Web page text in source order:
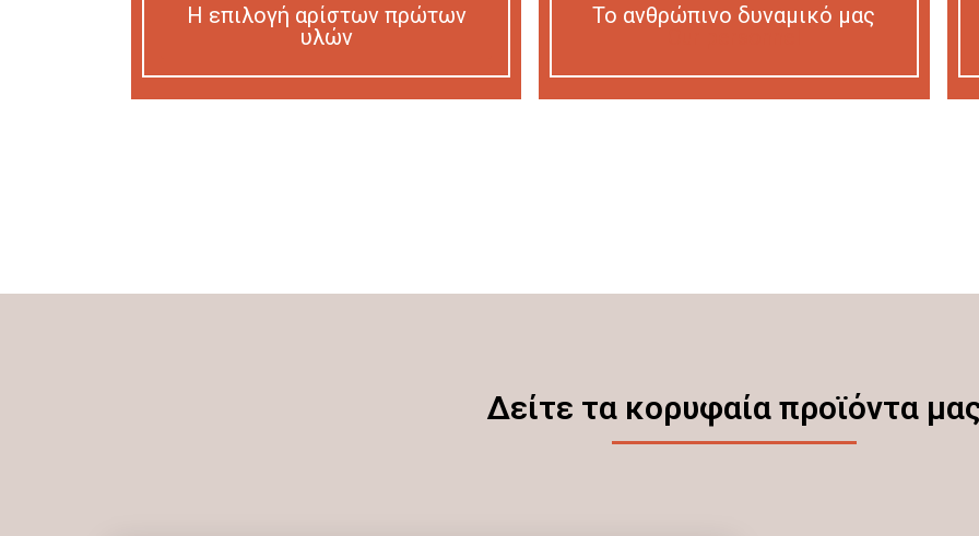
Η επιλογή αρίστων πρώτων
υλών
Το ανθρώπινο δυναμικό μας
Δείτε τα κορυφαία προϊόντα